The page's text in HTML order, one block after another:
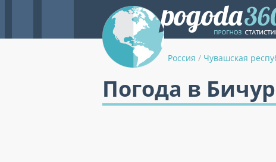
Россия / Чувашская
Погода в